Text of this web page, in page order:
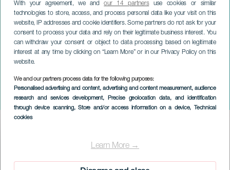
With your agreement, we andour 14 partnersuse cookies or similar
technologies to store, access, and process personal data like your visit on this
website, IP addresses and cookie identifiers. Some partners do not ask for your
consent to process your data and rely on their legitimate business interest. You
can withdraw your consent or object to data processing based on legitimate
interest at any time by clicking on “Learn More” or in our Privacy Policy on this
website.
We and our partners process data for the following purposes:
Personalised advertising and content, advertising and content measurement, audience
research and services development, Precise geolocation data, and identification
through device scanning, Store and/or access information on a device, Technical
cookies
Learn More →
MERIDIAN MARATHON
EL HIERRO